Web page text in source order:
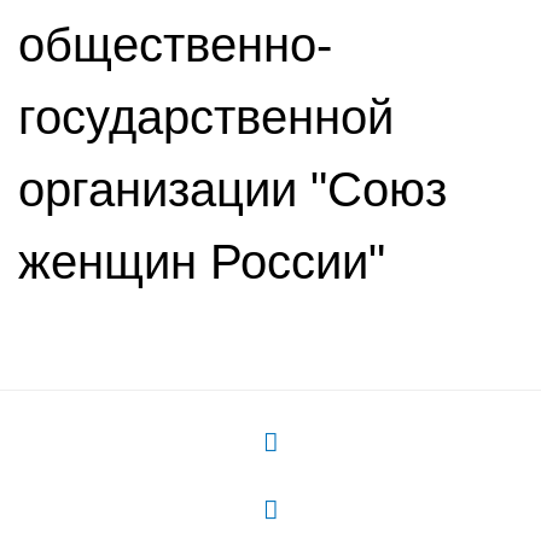
общественно-
государственной
организации "Союз
женщин России"